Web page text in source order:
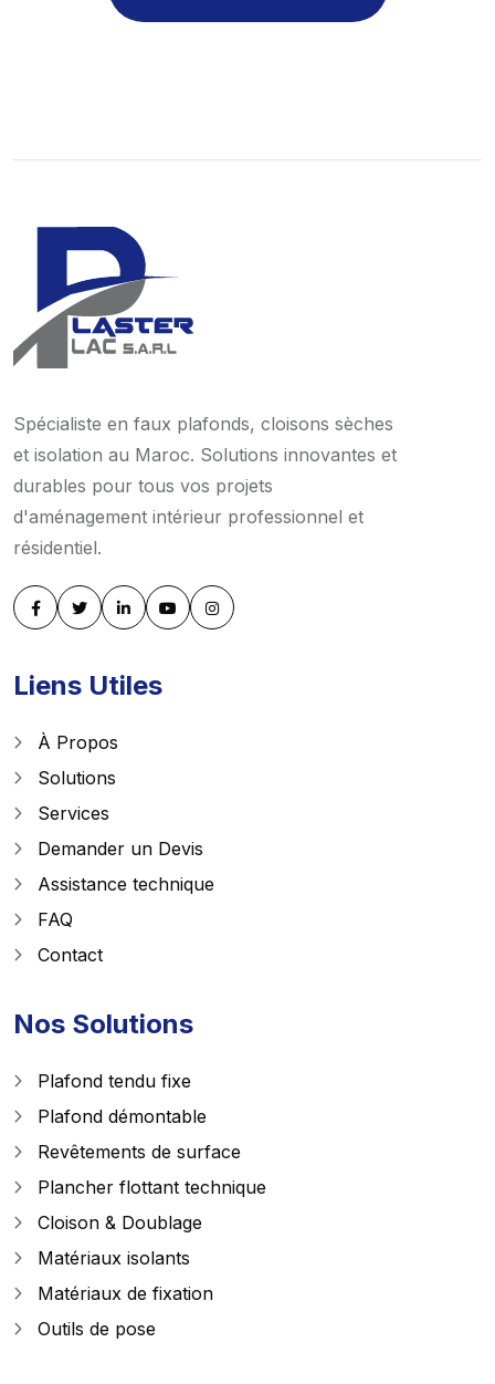
Spécialiste en faux plafonds, cloisons sèches
et isolation au Maroc. Solutions innovantes et
durables pour tous vos projets
d'aménagement intérieur professionnel et
résidentiel.
Liens Utiles
À Propos
Solutions
Services
Demander un Devis
Assistance technique
FAQ
Contact
Nos Solutions
Plafond tendu fixe
Plafond démontable
Revêtements de surface
Plancher flottant technique
Cloison & Doublage
Matériaux isolants
Matériaux de fixation
Outils de pose